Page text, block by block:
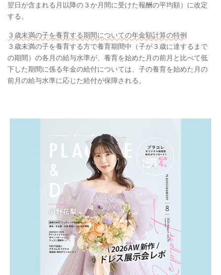
翌日が含まれる月以降の３か月間に受けた報酬の平均額）に改定
する。
３歳未満の子を養育する期間についての年金額計算の特例
３歳未満の子を養育する方で養育期間中（子が３歳に達するまで
の期間）の各月の給与水準が、養育を始めた月の前月と比べて低
下した期間に係る年金の給付については、子の養育を始めた月の
前月の給与水準に応じた給付が保障される。